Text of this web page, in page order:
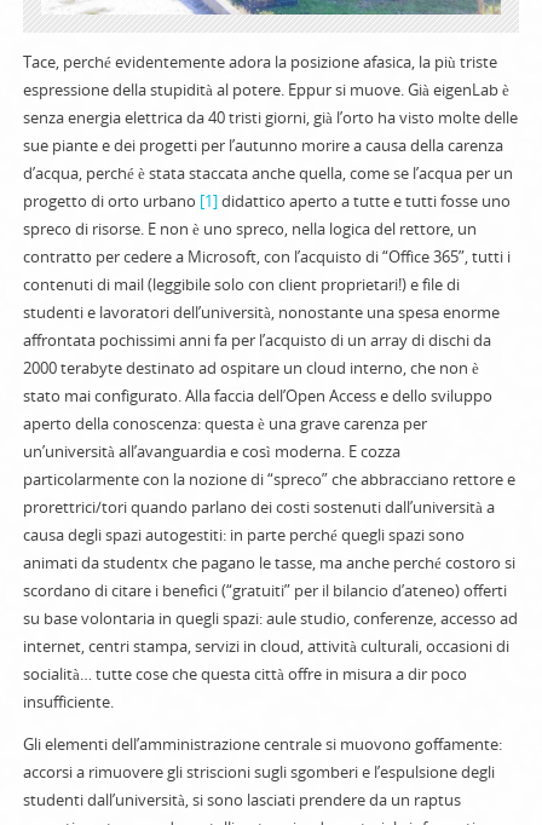
Tace, perché evidentemente adora la posizione afasica, la più triste
espressione della stupidità al potere. Eppur si muove. Già eigenLab è
senza energia elettrica da 40 tristi giorni, già l’orto ha visto molte delle
sue piante e dei progetti per l’autunno morire a causa della carenza
d’acqua, perché è stata staccata anche quella, come se l’acqua per un
progetto di orto urbano [1]didattico aperto a tutte e tutti fosse uno
spreco di risorse. E non è uno spreco, nella logica del rettore, un
contratto per cedere a Microsoft, con l’acquisto di “Office 365”, tutti i
contenuti di mail (leggibile solo con client proprietari!) e file di
studenti e lavoratori dell’università, nonostante una spesa enorme
affrontata pochissimi anni fa per l’acquisto di un array di dischi da
2000 terabyte destinato ad ospitare un cloud interno, che non è
stato mai configurato. Alla faccia dell’Open Access e dello sviluppo
aperto della conoscenza: questa è una grave carenza per
un’università all’avanguardia e così moderna. E cozza
particolarmente con la nozione di “spreco” che abbracciano rettore e
prorettrici/tori quando parlano dei costi sostenuti dall’università a
causa degli spazi autogestiti: in parte perché quegli spazi sono
animati da studentx che pagano le tasse, ma anche perché costoro si
scordano di citare i benefici (“gratuiti” per il bilancio d’ateneo) offerti
su base volontaria in quegli spazi: aule studio, conferenze, accesso ad
internet, centri stampa, servizi in cloud, attività culturali, occasioni di
socialità… tutte cose che questa città offre in misura a dir poco
insufficiente.
Gli elementi dell’amministrazione centrale si muovono goffamente:
accorsi a rimuovere gli striscioni sugli sgomberi e l’espulsione degli
studenti dall’università, si sono lasciati prendere da un raptus